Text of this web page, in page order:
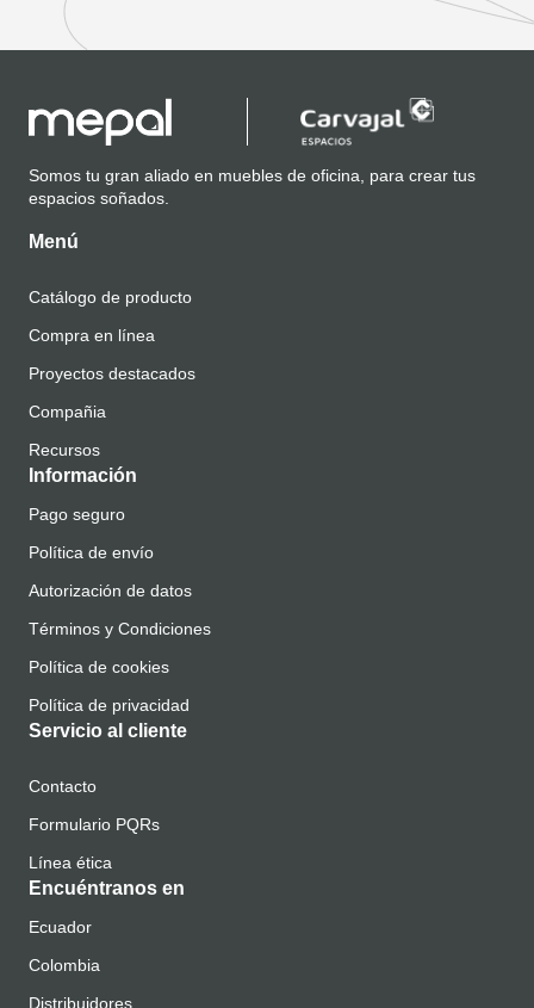
Somos tu gran aliado en muebles de oficina, para crear tus
espacios soñados.
Menú
Catálogo de producto
Compra en línea
Proyectos destacados
Compañia
Recursos
Información
Pago seguro
Política de envío
Autorización de datos
Términos y Condiciones
Política de cookies
Política de privacidad
Servicio al cliente
Contacto
Formulario PQRs
Línea ética
Encuéntranos en
Ecuador
Colombia
Distribuidores